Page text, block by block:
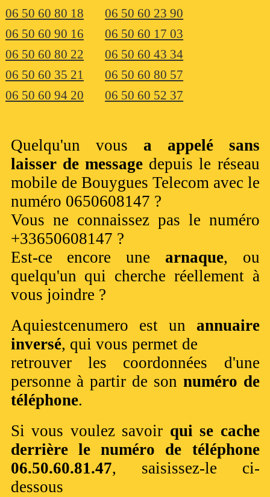
06 50 60 80 18
06 50 60 23 90
06 50 60 90 16
06 50 60 17 03
06 50 60 80 22
06 50 60 43 34
06 50 60 35 21
06 50 60 80 57
06 50 60 94 20
06 50 60 52 37
Quelqu'un vous a appelé sans
laisser de messagedepuis le réseau
mobile de Bouygues Telecom avec le
numéro 0650608147 ?
Vous ne connaissez pas le numéro
+33650608147 ?
Est-ce encore une arnaque, ou
quelqu'un qui cherche réellement à
vous joindre ?
Aquiestcenumero est un annuaire
inversé, qui vous permet de
retrouver les coordonnées d'une
personne à partir de son numéro de
téléphone.
Si vous voulez savoir qui se cache
derrière le numéro de téléphone
06.50.60.81.47, saisissez-le ci-
dessous